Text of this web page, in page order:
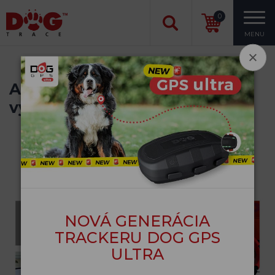
NOVÁ GENERÁCIA
TRACKERU DOG GPS
ULTRA
0
MENU
ARMS & HUNTING 2019 -
výstava Moskva
15. 10. 2019
Novinky zo zahraničia